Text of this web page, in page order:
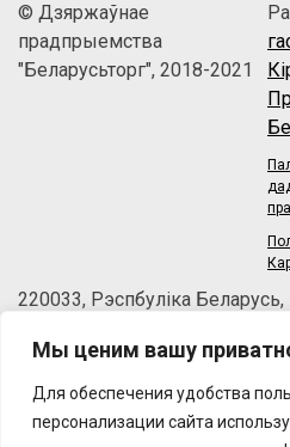
Мы ценим вашу
Для обеспечения удобства
персонализации сайта
© Дзяржаўнае
прадпрыемства
"Беларусьторг", 2018-2021
220033, Рэспбуліка Беларусь,
Тэлефон: +375 (17) 215-63-33
Факс: +375 (17) 270-30-50
Email:brt@brt.by